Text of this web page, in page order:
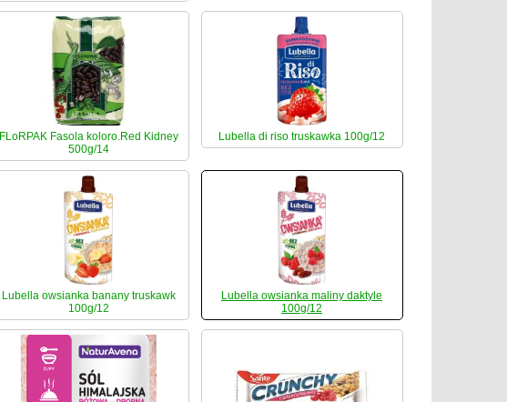
FLoRPAK Fasola koloro.Red Kidney
500g/14
Lubella di riso truskawka 100g/12
Lubella owsianka banany truskawk
100g/12
Lubella owsianka maliny daktyle
100g/12